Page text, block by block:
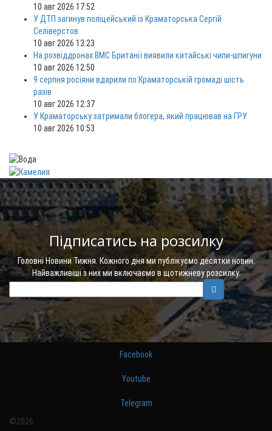
10 авг 2026 17:52
У ДТП загинув поліцейський із Краматорська Сергій
Селіверстов
10 авг 2026 13:23
На розвіддронах ВМС Британії виявили китайські чипи-шпигуни
10 авг 2026 12:50
9 серпня росіяни вдарили по Краматорській громаді шість
разів
10 авг 2026 12:37
У Краматорську затримали блогера, який працював на ГРУ
10 авг 2026 10:53
Підписатись на розсилку
Головні Новини Тижня. Кожного дня ми публікуємо десятки новин.
Найважливіші з них ми включаємо в щотижневу розсилку.
Facebook
Youtube
Telegram
©2026